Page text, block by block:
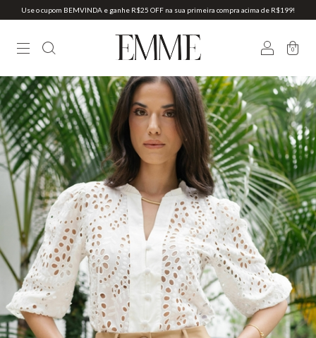
Use o cupom BEMVINDA e ganhe R$25 OFF na sua primeira compra acima de R$199!
0